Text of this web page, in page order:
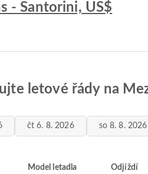
- Santorini, US$
letové řády na
čt 6. 8. 2026 so 8. 8. 2026
Model letadla Odjíždí